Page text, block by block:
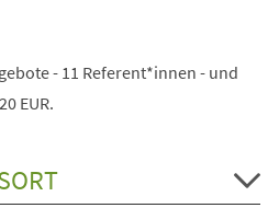
- 11 Referent*innen - und
EUR.